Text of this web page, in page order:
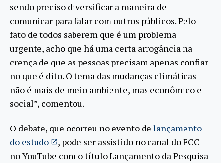
sendo preciso diversificar a maneira de
comunicar para falar com outros públicos. Pelo
fato de todos saberem que é um problema
urgente, acho que há uma certa arrogância na
crença de que as pessoas precisam apenas confiar
no que é dito. O tema das mudanças climáticas
não é mais de meio ambiente, mas econômico e
social”, comentou.
O debate, que ocorreu no evento de lançamento
do estudo
, pode ser assistido no canal do FCC
no YouTube com o título Lançamento da Pesquisa